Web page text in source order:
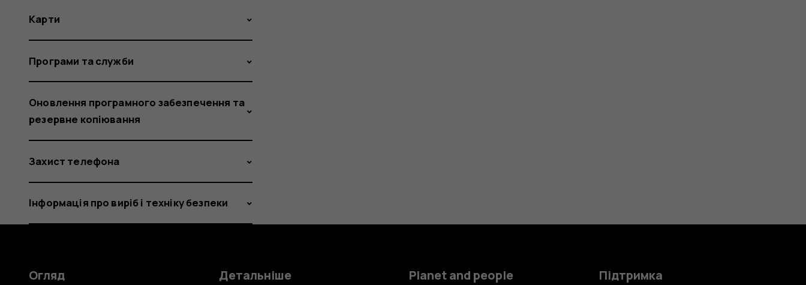
Карти
Програми та служби
Оновлення програмного забезпечення та
резервне копіювання
Захист телефона
Інформація про виріб і техніку безпеки
Огляд
Детальніше
Planet and people
Підтримка